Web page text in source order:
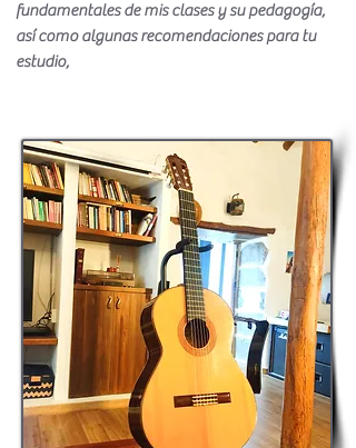
fundamentales de mis clases y su pedagogía,
así como algunas recomendaciones para tu
estudio,